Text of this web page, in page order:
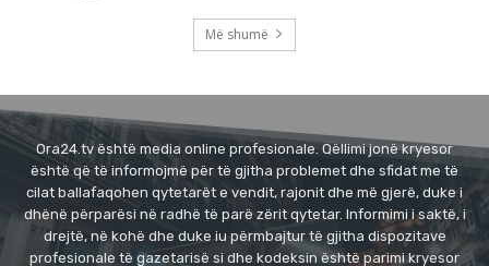
Më shumë
Ora24.tv është media online profesionale. Qëllimi jonë kryesor
është që të informojmë për të gjitha problemet dhe sfidat me të
cilat ballafaqohen qytetarët e vendit, rajonit dhe më gjerë, duke i
dhënë përparësi në radhë të parë zërit qytetar. Informimi i saktë, i
drejtë, në kohë dhe duke iu përmbajtur të gjitha dispozitave
profesionale të gazetarisë si dhe kodeksin është parimi kryesor